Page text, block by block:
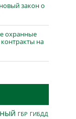
закон о
охранные
на
ГБР ГИБДД